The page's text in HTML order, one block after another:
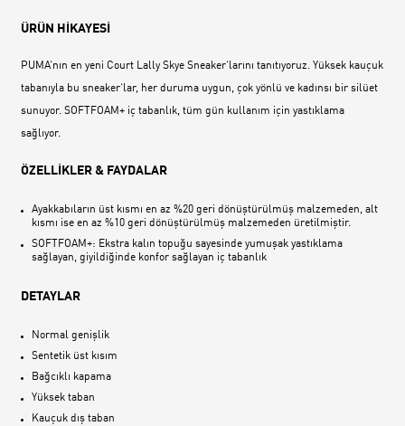
ÜRÜN HİKAYESİ
PUMA‘nın en yeni Court Lally Skye Sneaker‘larını tanıtıyoruz. Yüksek kauçuk
tabanıyla bu sneaker‘lar, her duruma uygun, çok yönlü ve kadınsı bir silüet
sunuyor. SOFTFOAM+ iç tabanlık, tüm gün kullanım için yastıklama
sağlıyor.
ÖZELLİKLER & FAYDALAR
Ayakkabıların üst kısmı en az %20 geri dönüştürülmüş malzemeden, alt
kısmı ise en az %10 geri dönüştürülmüş malzemeden üretilmiştir.
SOFTFOAM+: Ekstra kalın topuğu sayesinde yumuşak yastıklama
sağlayan, giyildiğinde konfor sağlayan iç tabanlık
DETAYLAR
Normal genişlik
Sentetik üst kısım
Bağcıklı kapama
Yüksek taban
Kauçuk dış taban